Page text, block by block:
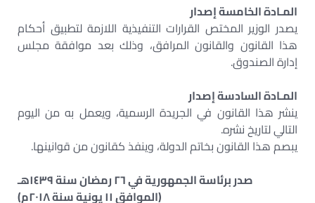
المـادة الخامسة إصدار
يصدر الوزير المختص القرارات التنفيذية اللازمة لتطبيق أحكام
هذا القانون والقانون المرافق، وذلك بعد موافقة مجلس
إدارة الصندوق.
المـادة السادسة إصدار
ينشر هذا القانون في الجريدة الرسمية، ويعمل به من اليوم
التالي لتاريخ نشره.
يبصم هذا القانون بخاتم الدولة، وينفذ كقانون من قوانينها.
صدر برئاسة الجمهورية في ٢٦ رمضان سنة ١٤٣٩هـ
(الموافق ١١ يونية سنة ٢٠١٨م)